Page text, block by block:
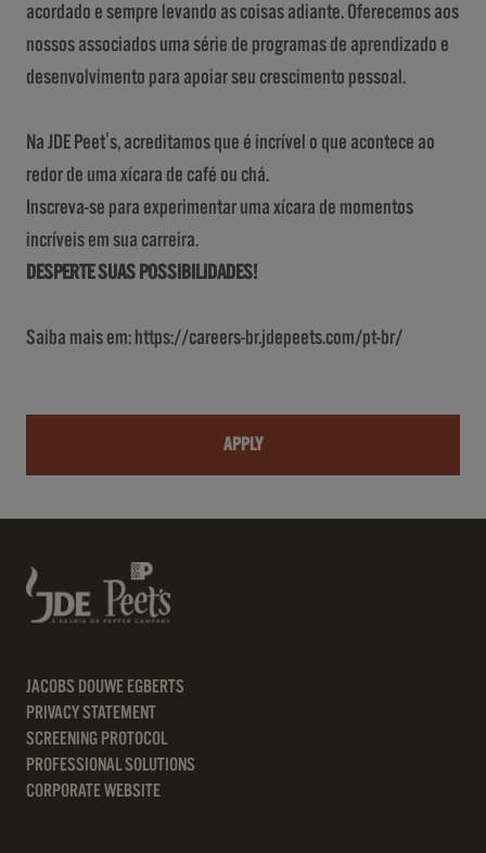
acordado e sempre levando as coisas adiante. Oferecemos aos
nossos associados uma série de programas de aprendizado e
desenvolvimento para apoiar seu crescimento pessoal.
Na JDE Peet's, acreditamos que é incrível o que acontece ao
redor de uma xícara de café ou chá.
Inscreva-se para experimentar uma xícara de momentos
incríveis em sua carreira.
DESPERTE SUAS POSSIBILIDADES!
Saiba mais em: https://careers-br.jdepeets.com/pt-br/
APPLY
JACOBS DOUWE EGBERTS
PRIVACY STATEMENT
SCREENING PROTOCOL
PROFESSIONAL SOLUTIONS
CORPORATE WEBSITE